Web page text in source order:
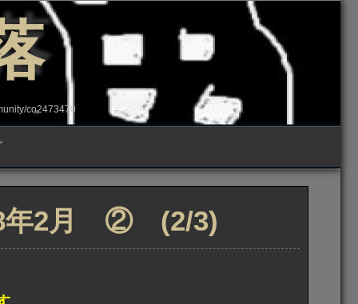
co2473470
年2月 ② (2/3)